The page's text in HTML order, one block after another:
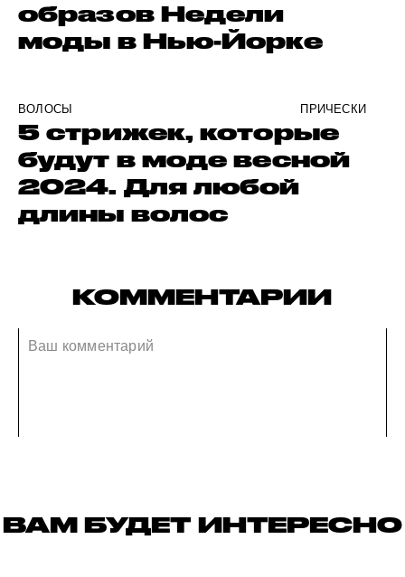
образов Недели
моды в Нью-Йорке
ВОЛОСЫ ПРИЧЕСКИ
5 стрижек, которые
будут в моде весной
2024. Для любой
длины волос
КОММЕНТАРИИ
ВАМ БУДЕТ ИНТЕРЕСНО